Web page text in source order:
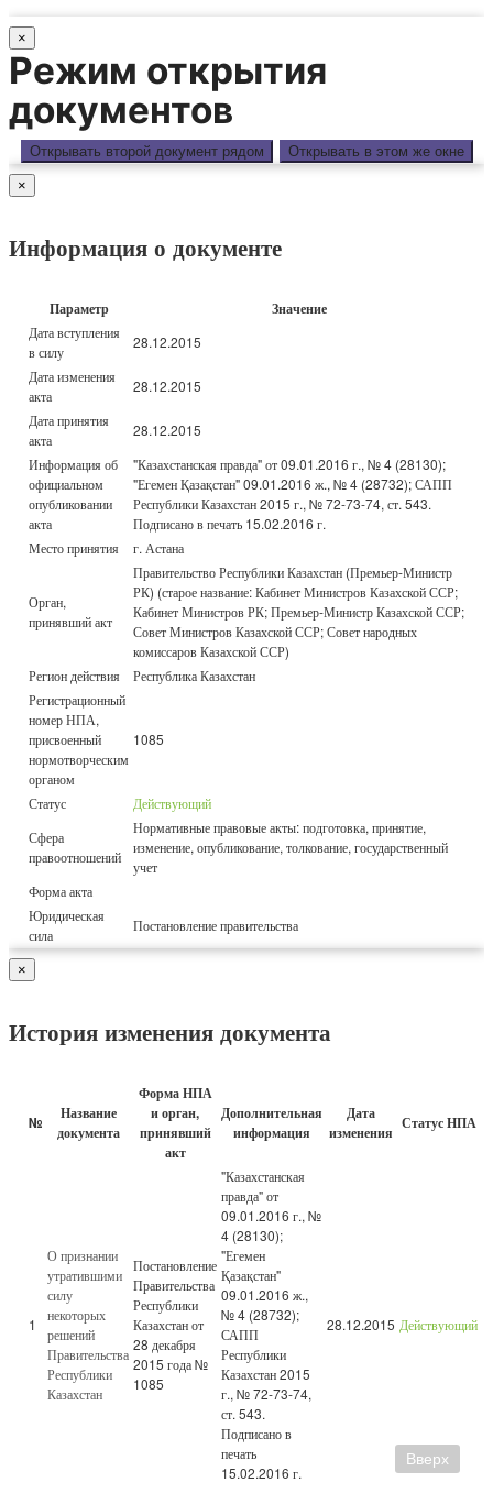
×
Режим открытия
документов
Открывать второй документ рядом Открывать в этом же окне
×
Информация о документе
Параметр Значение
Дата вступления
в силу
28.12.2015
Дата изменения
акта
28.12.2015
Дата принятия
акта
28.12.2015
Информация об
официальном
опубликовании
акта
"Казахстанская правда" от 09.01.2016 г., № 4 (28130);
"Егемен Қазақстан" 09.01.2016 ж., № 4 (28732); САПП
Республики Казахстан 2015 г., № 72-73-74, ст. 543.
Подписано в печать 15.02.2016 г.
Место принятия
г. Астана
Орган,
принявший акт
Правительство Республики Казахстан (Премьер-Министр
РК) (старое название: Кабинет Министров Казахской ССР;
Кабинет Министров РК; Премьер-Министр Казахской ССР;
Совет Министров Казахской ССР; Совет народных
комиссаров Казахской ССР)
Регион действия
Республика Казахстан
Регистрационный
номер НПА,
присвоенный
нормотворческим
органом
1085
Статус
Действующий
Сфера
правоотношений
Нормативные правовые акты: подготовка, принятие,
изменение, опубликование, толкование, государственный
учет
Форма акта
Юридическая
сила
Постановление правительства
×
История изменения документа
№
Название
документа
Форма НПА
и орган,
принявший
акт
Дополнительная
информация
Дата
изменения Статус НПА
1
О признании
утратившими
силу
некоторых
решений
Правительства
Республики
Казахстан
Постановление
Правительства
Республики
Казахстан от
28 декабря
2015 года №
1085
"Казахстанская
правда" от
09.01.2016 г., №
4 (28130);
"Егемен
Қазақстан"
09.01.2016 ж.,
№ 4 (28732);
САПП
Республики
Казахстан 2015
г., № 72-73-74,
ст. 543.
Подписано в
печать
15.02.2016 г.
28.12.2015 Действующий
Вверх